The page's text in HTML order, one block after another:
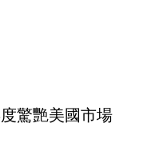
驚艷美國市場